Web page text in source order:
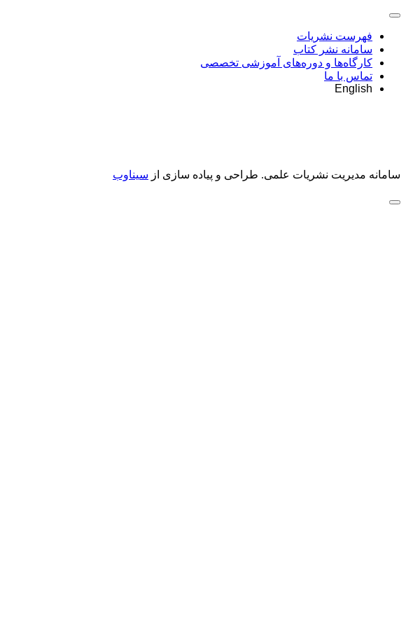
فهرست نشریات
سامانه نشر کتاب
کارگاه‌ها و دوره‌های آموزشی تخصصی
تماس با ما
English
سامانه مدیریت نشریات علمی. طراحی و پیاده سازی از سیناوب